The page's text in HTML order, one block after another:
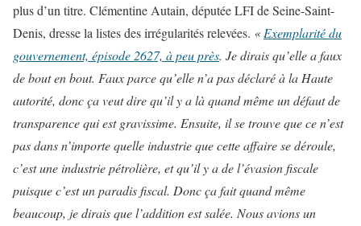
plus d’un titre. Clémentine Autain, députée LFI de Seine-Saint-
Denis, dresse la listes des irrégularités relevées. «Exemplarité du
gouvernement, épisode 2627, à peu près. Je dirais qu’elle a faux
de bout en bout. Faux parce qu’elle n’a pas déclaré à la Haute
autorité, donc ça veut dire qu’il y a là quand même un défaut de
transparence qui est gravissime. Ensuite, il se trouve que ce n’est
pas dans n’importe quelle industrie que cette affaire se déroule,
c’est une industrie pétrolière, et qu’il y a de l’évasion fiscale
puisque c’est un paradis fiscal. Donc ça fait quand même
beaucoup, je dirais que l’addition est salée. Nous avions un